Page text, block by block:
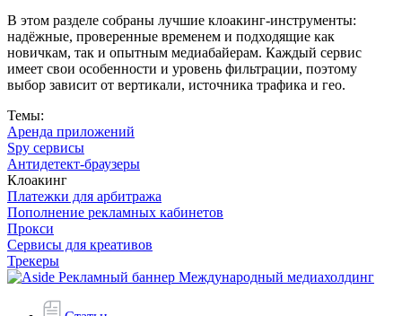
В этом разделе собраны лучшие клоакинг-инструменты:
надёжные, проверенные временем и подходящие как
новичкам, так и опытным медиабайерам. Каждый сервис
имеет свои особенности и уровень фильтрации, поэтому
выбор зависит от вертикали, источника трафика и гео.
Темы:
Аренда приложений
Spy сервисы
Антидетект-браузеры
Клоакинг
Платежки для арбитража
Пополнение рекламных кабинетов
Прокси
Сервисы для креативов
Трекеры